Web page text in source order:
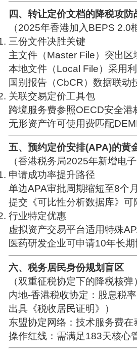
四、转让定价文档的降税攻防
（2025年香港加入BEPS 2.0
三份文件决胜关键
主文件（Master File）突出区
本地文件（Local File）采用
国别报告（CbCR）数据联动
关联交易定价工具包
跨境服务费参照OECD安全港
无形资产许可使用费匹配
五、预约定价安排(APA)的黄
（香港税务局2025年新增电
申请成功率提升路径
单边APA审批周期缩短至8个月
提交《可比性分析数据库》可
行业特定优惠
虚拟资产交易平台适用特殊
医药研发企业可申请10年长期
六、税务居民身份规划盲区
（双重征税协定下的降税核弹
内地-香港税收协定：股息税
出具《税收居民证明》）
东盟协定网络：技术服务费在
操作红线：需满足183天核心